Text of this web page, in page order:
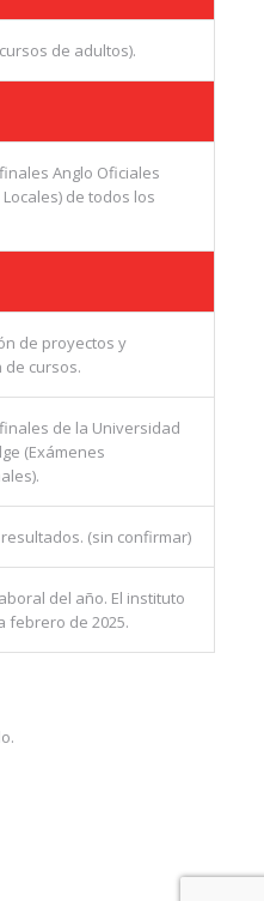
de adultos).
Anglo Oficiales
de todos los
de proyectos y
cursos.
de la Universidad
(Exámenes
(sin confirmar)
del año. El instituto
febrero de 2025.